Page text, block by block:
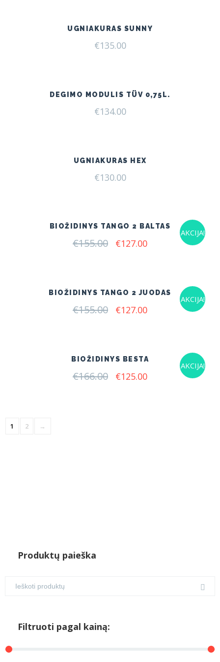
UGNIAKURAS SUNNY
€135.00
DEGIMO MODULIS TÜV 0,75L.
€134.00
UGNIAKURAS HEX
€130.00
AKCIJA!
BIOŽIDINYS TANGO 2 BALTAS
€155.00 Original
€127.00Current
AKCIJA!
BIOŽIDINYS TANGO 2 JUODAS
€155.00 Original
€127.00Current
AKCIJA!
BIOŽIDINYS BESTA
€166.00 Original
€125.00Current
1 2 →
Produktų paieška
Filtruoti pagal kainą: